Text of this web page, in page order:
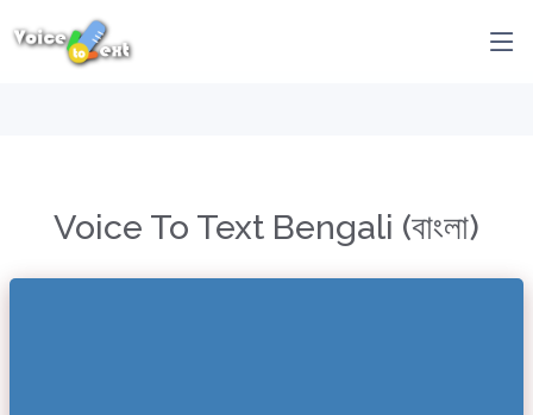
Voice To Text Bengali (বাংলা)